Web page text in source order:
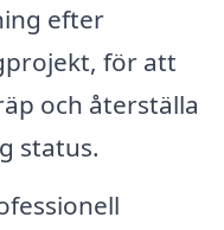
efter
för att
och återställa
status.